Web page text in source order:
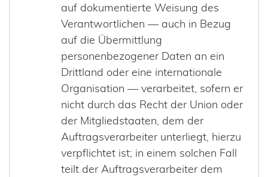
auf dokumentierte Weisung des
Verantwortlichen — auch in Bezug
auf die Übermittlung
personenbezogener Daten an ein
Drittland oder eine internationale
Organisation — verarbeitet, sofern er
nicht durch das Recht der Union oder
der Mitgliedstaaten, dem der
Auftragsverarbeiter unterliegt, hierzu
verpflichtet ist; in einem solchen Fall
teilt der Auftragsverarbeiter dem